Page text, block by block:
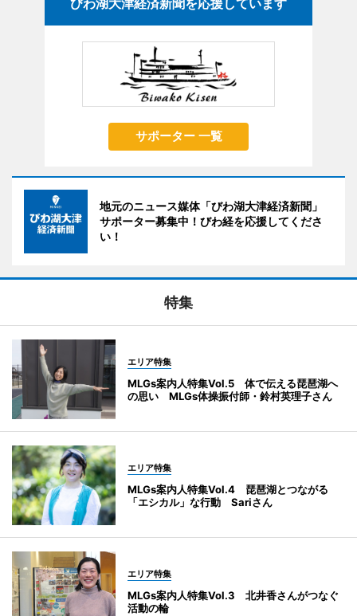
びわ湖大津経済新聞を応援しています
サポーター 一覧
地元のニュース媒体「びわ湖大津経済新聞」
サポーター募集中！びわ経を応援してくださ
い！
特集
エリア特集
MLGs案内人特集Vol.5 体で伝える琵琶湖へ
の思い MLGs体操振付師・鈴村英理子さん
エリア特集
MLGs案内人特集Vol.4 琵琶湖とつながる
「エシカル」な行動 Sariさん
エリア特集
MLGs案内人特集Vol.3 北井香さんがつなぐ
活動の輪